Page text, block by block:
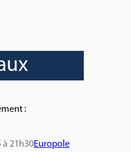
:
à 21h30Europole